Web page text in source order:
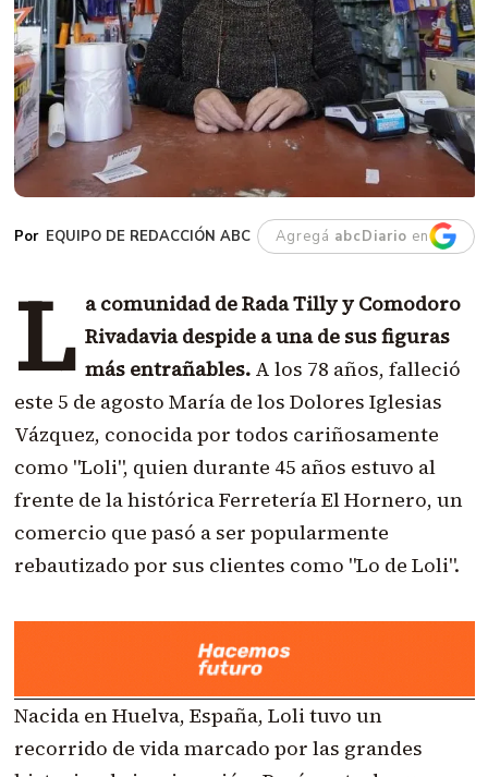
EQUIPO DE REDACCIÓN ABC Agregá abcDiario en
L a comunidad de Rada Tilly y Comodoro
Rivadavia despide a una de sus figuras
más entrañables.A los 78 años, falleció
este 5 de agosto María de los Dolores Iglesias
Vázquez, conocida por todos cariñosamente
como "Loli", quien durante 45 años estuvo al
frente de la histórica Ferretería El Hornero, un
comercio que pasó a ser popularmente
rebautizado por sus clientes como "Lo de Loli".
Nacida en Huelva, España, Loli tuvo un
recorrido de vida marcado por las grandes